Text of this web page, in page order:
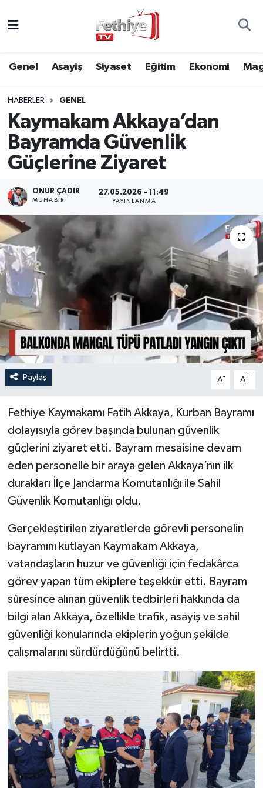
Genel Asayiş Siyaset Eğitim Ekonomi
HABERLER GENEL
Kaymakam Akkaya’dan
Bayramda Güvenlik
Güçlerine Ziyaret
ONUR ÇADIR
MUHABİR
27.05.2026 - 11:49
YAYINLANMA
Paylaş A- A+
Fethiye Kaymakamı Fatih Akkaya, Kurban Bayramı
dolayısıyla görev başında bulunan güvenlik
güçlerini ziyaret etti. Bayram mesaisine devam
eden personelle bir araya gelen Akkaya’nın ilk
durakları İlçe Jandarma Komutanlığı ile Sahil
Güvenlik Komutanlığı oldu.
Gerçekleştirilen ziyaretlerde görevli personelin
bayramını kutlayan Kaymakam Akkaya,
vatandaşların huzur ve güvenliği için fedakârca
görev yapan tüm ekiplere teşekkür etti. Bayram
süresince alınan güvenlik tedbirleri hakkında da
bilgi alan Akkaya, özellikle trafik, asayiş ve sahil
güvenliği konularında ekiplerin yoğun şekilde
çalışmalarını sürdürdüğünü belirtti.
Asayiş
Eğitim
Ekonomi
Kültür
Magazin
Spor
Turizm
Muğla Hava Durumu
Muğla Namaz Vakitleri
Muğla Trafik Yoğunluk Haritası
Süper Lig Puan Durumu ve Fikstür
Tüm Manşetler
Son Dakika Haberleri
Haber Arşivi